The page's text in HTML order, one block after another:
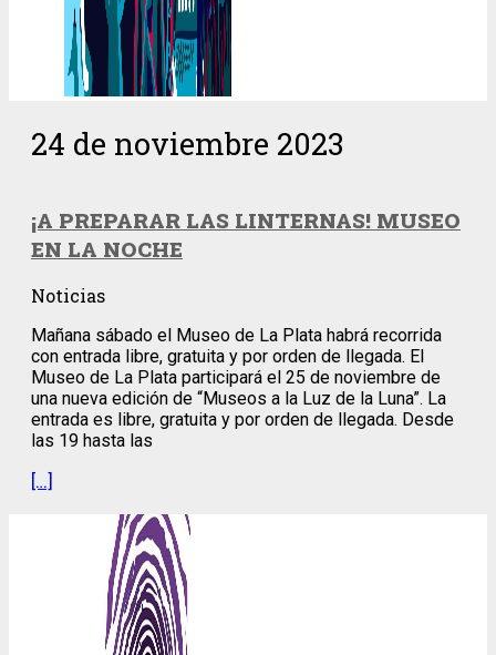
24 de noviembre 2023
¡A PREPARAR LAS LINTERNAS! MUSEO
EN LA NOCHE
Noticias
Mañana sábado el Museo de La Plata habrá recorrida
con entrada libre, gratuita y por orden de llegada. El
Museo de La Plata participará el 25 de noviembre de
una nueva edición de “Museos a la Luz de la Luna”. La
entrada es libre, gratuita y por orden de llegada. Desde
las 19 hasta las
[…]